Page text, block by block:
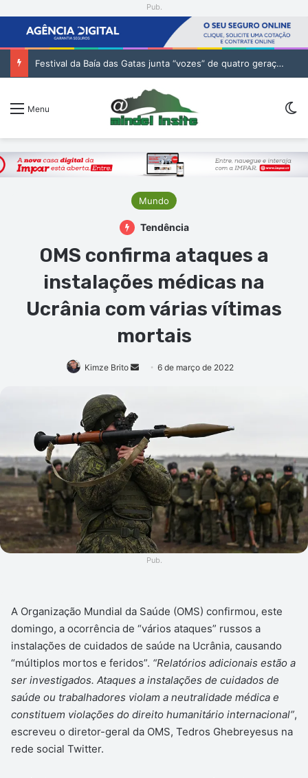
Pub.
Festival da Baía das Gatas junta “vozes” de quatro gerações da música cabo-verdiana na segunda noite
Menu
Mundo
Tendência
OMS confirma ataques a
instalações médicas na
Ucrânia com várias vítimas
mortais
Kimze Brito
Mande
mail
6 de março de 2022
Pub.
A Organização Mundial da Saúde (OMS) confirmou, este
domingo, a ocorrência de “vários ataques” russos a
instalações de cuidados de saúde na Ucrânia, causando
“múltiplos mortos e feridos”. “Relatórios adicionais estão a
ser investigados. Ataques a instalações de cuidados de
saúde ou trabalhadores violam a neutralidade médica e
constituem violações do direito humanitário internacional”,
escreveu o diretor-geral da OMS, Tedros Ghebreyesus na
rede social Twitter.